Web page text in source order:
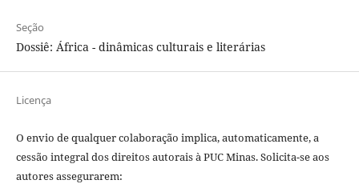
Seção
Dossiê: África - dinâmicas culturais e literárias
Licença
O envio de qualquer colaboração implica, automaticamente, a
cessão integral dos direitos autorais à PUC Minas. Solicita-se aos
autores assegurarem: